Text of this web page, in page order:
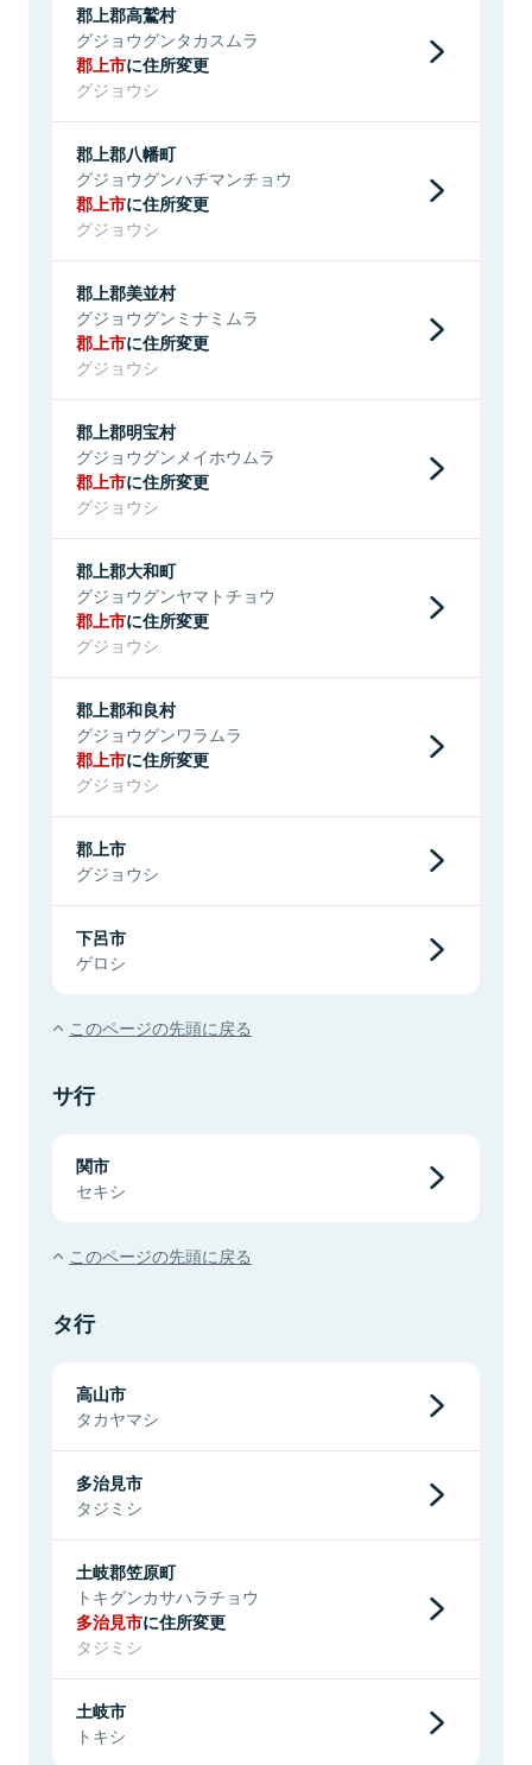
郡上郡高鷲村
グジョウグンタカスムラ
郡上市に住所変更
グジョウシ
郡上郡八幡町
グジョウグンハチマンチョウ
郡上市に住所変更
グジョウシ
郡上郡美並村
グジョウグンミナミムラ
郡上市に住所変更
グジョウシ
郡上郡明宝村
グジョウグンメイホウムラ
郡上市に住所変更
グジョウシ
郡上郡大和町
グジョウグンヤマトチョウ
郡上市に住所変更
グジョウシ
郡上郡和良村
グジョウグンワラムラ
郡上市に住所変更
グジョウシ
郡上市
グジョウシ
下呂市
ゲロシ
このページの先頭に戻る
サ行
関市
セキシ
このページの先頭に戻る
タ行
高山市
タカヤマシ
多治見市
タジミシ
土岐郡笠原町
トキグンカサハラチョウ
多治見市に住所変更
タジミシ
土岐市
トキシ